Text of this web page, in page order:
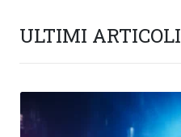
ULTIMI ARTICOLI